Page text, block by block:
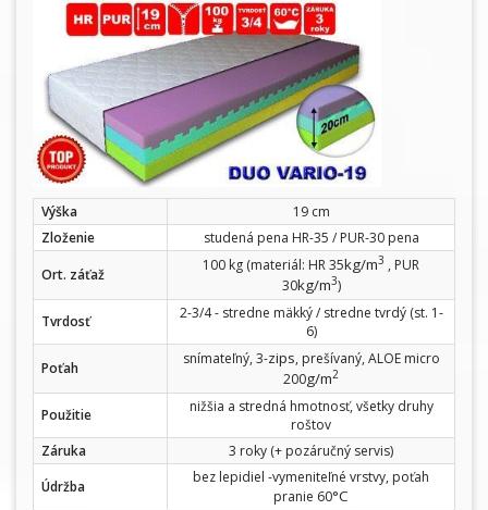
Výška
19 cm
Zloženie
studená pena HR-35 / PUR-30 pena
Ort. záťaž
100 kg (materiál: HR 35kg/m3 , PUR
30kg/m3)
Tvrdosť
2-3/4 - stredne mäkký / stredne tvrdý (st. 1-
6)
Poťah
snímateľný, 3-zips, prešívaný, ALOE micro
200g/m2
Použitie
nižšia a stredná hmotnosť, všetky druhy
roštov
Záruka
3 roky (+ pozáručný servis)
Údržba
bez lepidiel -vymeniteľné vrstvy, poťah
pranie 60°C